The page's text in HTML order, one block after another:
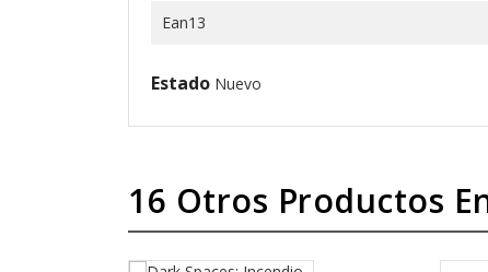
Ean13
Estado Nuevo
16 Otros Productos